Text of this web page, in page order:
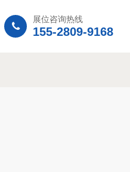
展位咨询热线
155-2809-9168